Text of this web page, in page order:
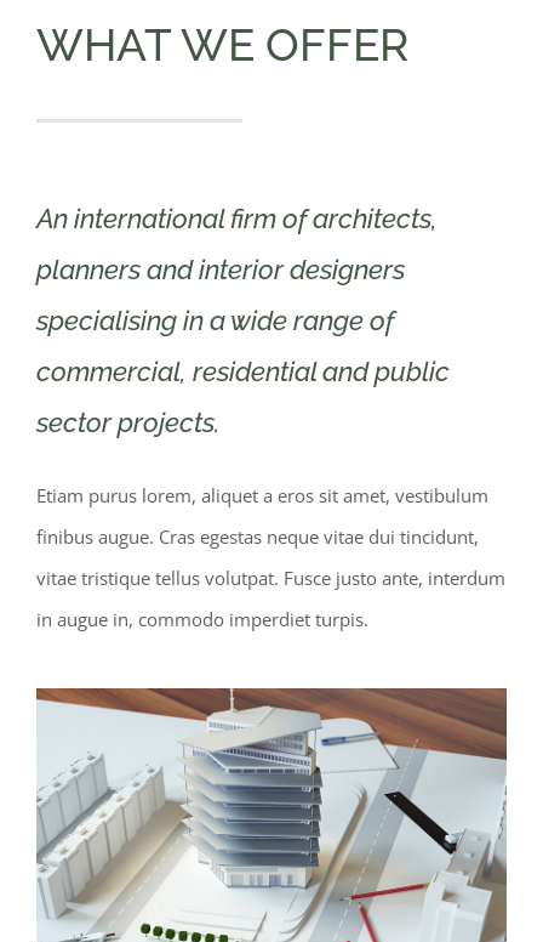
WHAT WE OFFER
An international firm of architects,
planners and interior designers
specialising in a wide range of
commercial, residential and public
sector projects.
Etiam purus lorem, aliquet a eros sit amet, vestibulum
finibus augue. Cras egestas neque vitae dui tincidunt,
vitae tristique tellus volutpat. Fusce justo ante, interdum
in augue in, commodo imperdiet turpis.